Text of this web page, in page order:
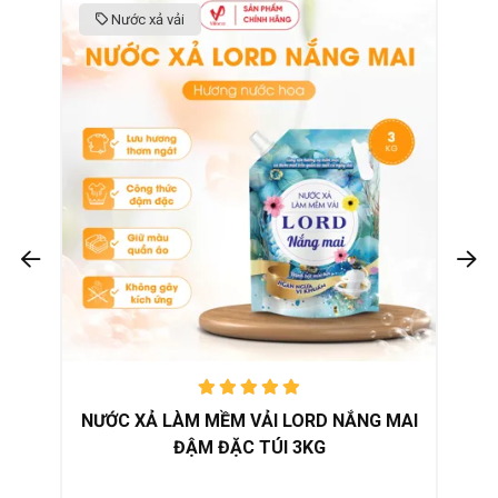
Cùng tận hưởng sự mềm mại và thơm mát trên quần áo suốt cả
Nước xả vải
Được xếp
hạng5.00
trên 5
NƯỚC XẢ LÀM MỀM VẢI LORD NẮNG MAI
ĐẬM ĐẶC TÚI 3KG